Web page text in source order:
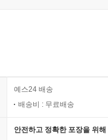
예스24 배송
배송비 : 무료배송
안전하고 정확한 포장을 위